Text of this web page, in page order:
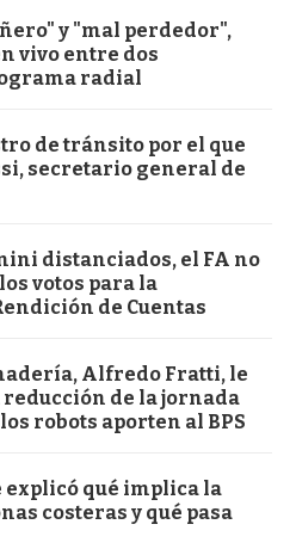
y "mal perdedor",
vivo entre dos
radial
de tránsito por el que
secretario general de
distanciados, el FA no
votos para la
de Cuentas
Alfredo Fratti, le
reducción de la jornada
robots aporten al BPS
qué implica la
costeras y qué pasa